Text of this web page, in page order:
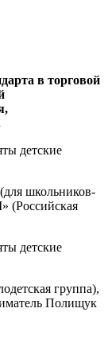
в торговой
школьников-
(Российская
группа),
Полищук